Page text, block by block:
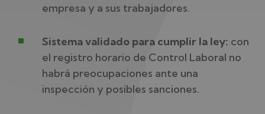
empresa y a sus trabajadores.
^ Sistema validado para cumplir la ley: con
el registro horario de Control Laboral no
habrá preocupaciones ante una
inspección y posibles sanciones.